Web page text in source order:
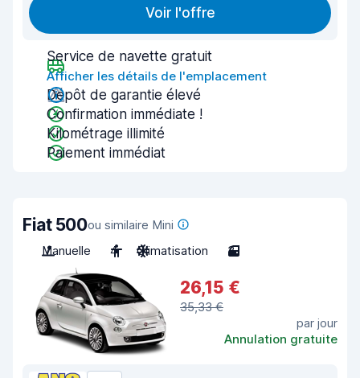
Voir l'offre
Service de navette gratuit
Afficher les détails de l'emplacement
Dépôt de garantie élevé
Confirmation immédiate !
Kilométrage illimité
Paiement immédiat
Fiat 500ou similaire Mini
Manuelle
4 Climatisation 3
26,15 €
35,33 €
par jour
Annulation gratuite